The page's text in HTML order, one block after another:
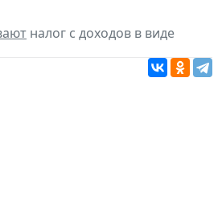
налог с доходов в виде